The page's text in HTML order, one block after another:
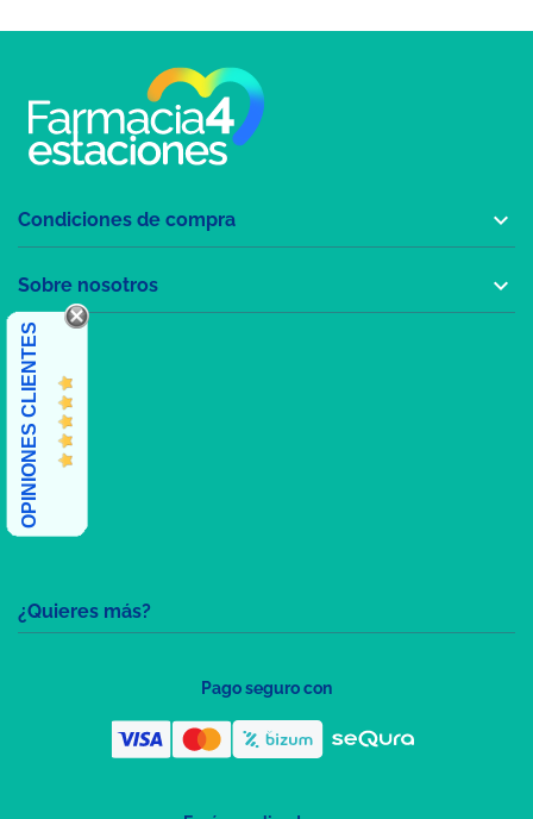
¿Quieres más?
Condiciones de compra 
Sobre nosotros 
OPINIONES CLIENTES
Pago seguro con